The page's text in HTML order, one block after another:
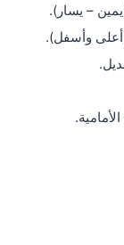
– يسار).
(أعلى وأسفل).